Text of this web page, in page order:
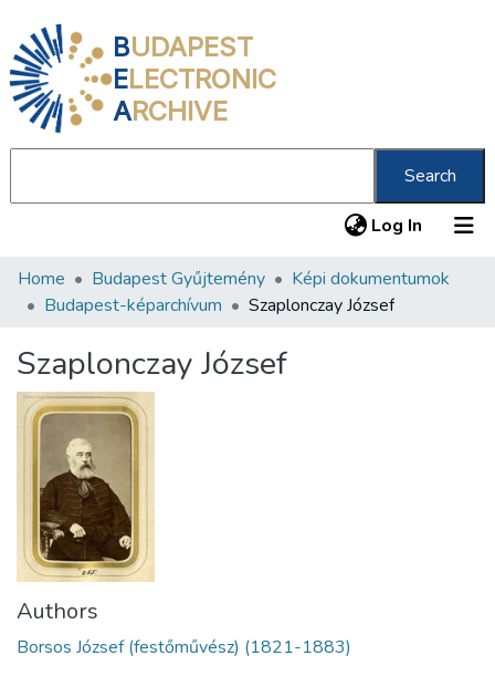
BUDAPEST
ELECTRONIC
ARCHIVE
Search
Log In (current)
Communities & Collections
Statistics
About us
Home Budapest Gyűjtemény
Képi dokumentumok
Budapest-képarchívum
Szaplonczay József
Szaplonczay József
Authors
Borsos József (festőművész) (1821-1883)